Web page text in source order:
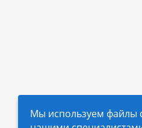
Мы используем файлы